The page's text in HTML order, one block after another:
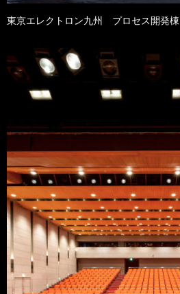
東京エレクトロン九州 プロセス開発棟